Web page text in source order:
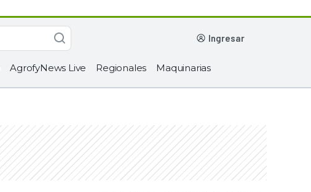
ingresar
AgrofyNews Live Regionales Maquinarias